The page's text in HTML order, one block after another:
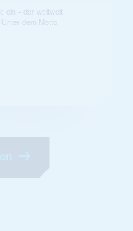
ein – der weltweit
dem Motto